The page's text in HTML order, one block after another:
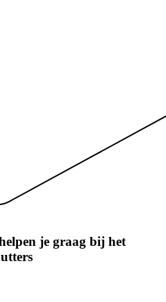
je graag bij het